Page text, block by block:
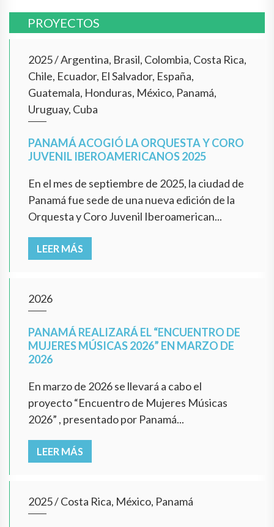
PROYECTOS
2025/Argentina, Brasil, Colombia, Costa Rica,
Chile, Ecuador, El Salvador, España,
Guatemala, Honduras, México, Panamá,
Uruguay, Cuba
PANAMÁ ACOGIÓ LA ORQUESTA Y CORO
JUVENIL IBEROAMERICANOS 2025
En el mes de septiembre de 2025, la ciudad de
Panamá fue sede de una nueva edición de la
Orquesta y Coro Juvenil Iberoamerican...
LEER MÁS
2026
PANAMÁ REALIZARÁ EL “ENCUENTRO DE
MUJERES MÚSICAS 2026” EN MARZO DE
2026
En marzo de 2026 se llevará a cabo el
proyecto “Encuentro de Mujeres Músicas
2026” , presentado por Panamá...
LEER MÁS
2025/Costa Rica, México, Panamá